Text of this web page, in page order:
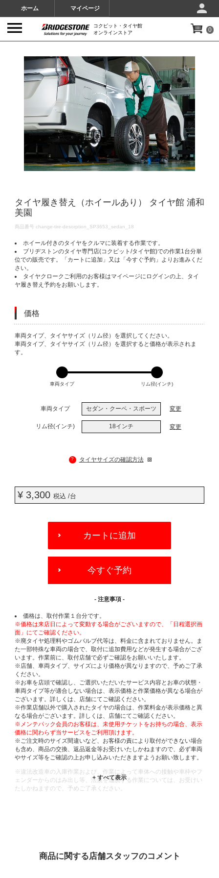
ホーム マイページ
コクピット・タイヤ館
オンラインストア
0
タイヤ履き替え（ホイールあり） タイヤ館 浦和
美園
DETAILS
商品番号 change-tire-desorption_SP3653_sedan_18
ホイール付きのタイヤをクルマに装着する作業です。
ブリヂストンのタイヤ専門店(コクピット/タイヤ館)での作業1台分単
位での販売です。「カートに追加」又は「今すぐ予約」よりお進みくだ
さい。
タイヤクロークご利用のお客様はマイページにログインの上、タイ
ヤ履き替え予約をお願いします。
価格
VARIATIONS
車両タイプ、タイヤサイズ（リム径）を選択してください。
車両タイプ、タイヤサイズ（リム径）を選択すると価格が表示されま
す。
車両タイプ リム径(インチ)
車両タイプ セダン・クーペ・スポーツ 変更
リム径(インチ) 18インチ 変更
? タイヤサイズの確認方法
¥ 3,300 税込 /台
OPTIONS
カートに追加
今すぐ予約
- 注意事項 -
価格は、取付作業１台分です。
※価格は来店日によって変動する場合がございますので、「日程選択画
面」にてご確認ください。
※廃タイヤ処理料やゴムバルブ代等は、料金に含まれておりません。ま
た一部特殊な車両の場合で、取付に追加費用などが発生する場合がござ
います。作業前に、取付店舗で必ずご確認をお願いいたします。
※店舗、車両タイプ、サイズにより価格が異なりますので、予めご了承
ください。
※お車を店頭で確認し、ご選択いただいたサービス内容とお車の状態・
車両タイプ等が適合しない場合は、表示価格と作業価格が異なる場合が
ございます。詳しくは、店舗にてご確認ください。
※作業店舗以外で購入されたタイヤの場合は、作業料金が表示価格と異
なる場合がございます。詳しくは、店舗にてご確認ください。
※メンテパック会員のお客様は、未使用チケットをお持ちの場合、表示
価格に関わらず当サービスをご利用頂けます。
※ご注文時のサイズ間違いなど、お客様の責により取付ができない場合
も含め、商品の交換、返品返金等お受けいたしかねますので、必ず車両
やサイズ等をご確認の上お申し込みいただきますようお願い致します。
※違法改造車の入庫作業および、作業によって車体への接触や車枠やフ
ェンダーからのはみ出し等、法規を逸脱する作業については、お受けい
たしかねますので、予めご了承ください。
商品に関する店舗スタッフのコメント